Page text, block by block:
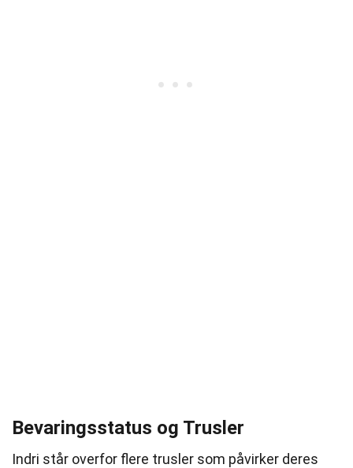
Bevaringsstatus og Trusler
Indri står overfor flere trusler som påvirker deres